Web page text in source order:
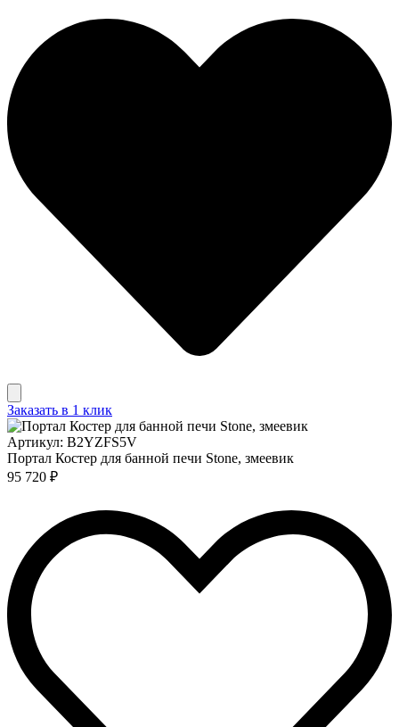
Заказать в 1 клик
Артикул: B2YZFS5V
Портал Костер для банной печи Stone, змеевик
95 720 ₽